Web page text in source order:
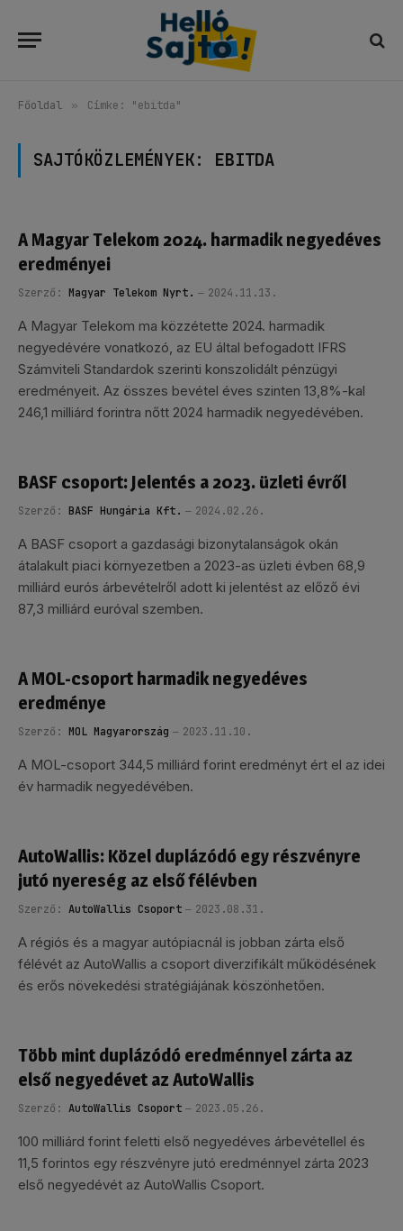
Főoldal » Címke: "ebitda"
SAJTÓKÖZLEMÉNYEK: EBITDA
A Magyar Telekom 2024. harmadik negyedéves
eredményei
Szerző: Magyar Telekom Nyrt. 2024.11.13.
A Magyar Telekom ma közzétette 2024. harmadik
negyedévére vonatkozó, az EU által befogadott IFRS
Számviteli Standardok szerinti konszolidált pénzügyi
eredményeit. Az összes bevétel éves szinten 13,8%-kal
246,1 milliárd forintra nőtt 2024 harmadik negyedévében.
BASF csoport: Jelentés a 2023. üzleti évről
Szerző: BASF Hungária Kft. 2024.02.26.
A BASF csoport a gazdasági bizonytalanságok okán
átalakult piaci környezetben a 2023-as üzleti évben 68,9
milliárd eurós árbevételről adott ki jelentést az előző évi
87,3 milliárd euróval szemben.
A MOL-csoport harmadik negyedéves
eredménye
Szerző: MOL Magyarország 2023.11.10.
A MOL-csoport 344,5 milliárd forint eredményt ért el az idei
év harmadik negyedévében.
AutoWallis: Közel duplázódó egy részvényre
jutó nyereség az első félévben
Szerző: AutoWallis Csoport 2023.08.31.
A régiós és a magyar autópiacnál is jobban zárta első
félévét az AutoWallis a csoport diverzifikált működésének
és erős növekedési stratégiájának köszönhetően.
Több mint duplázódó eredménnyel zárta az
első negyedévet az AutoWallis
Szerző: AutoWallis Csoport 2023.05.26.
100 milliárd forint feletti első negyedéves árbevétellel és
11,5 forintos egy részvényre jutó eredménnyel zárta 2023
első negyedévét az AutoWallis Csoport.